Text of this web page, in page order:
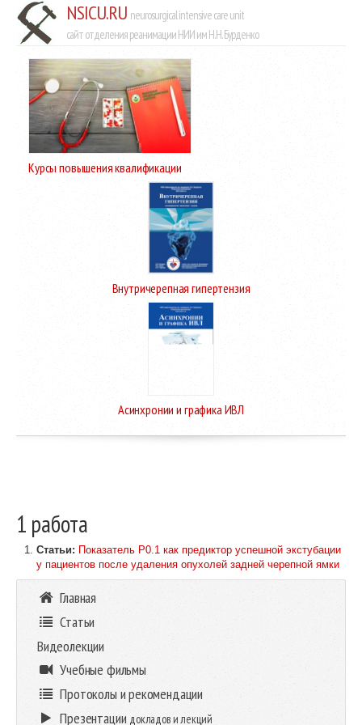
NSICU.RU neurosurgical intensive care unit
сайт отделения реанимации НИИ им Н.Н. Бурденко
Курсы повышения квалификации
Внутричерепная гипертензия
Асинхронии и графика ИВЛ
1 работа
Статьи: Показатель P0.1 как предиктор успешной экстубации
у пациентов после удаления опухолей задней черепной ямки
Главная
Статьи
Видеолекции
Учебные фильмы
Протоколы и рекомендации
Презентации докладов и лекций